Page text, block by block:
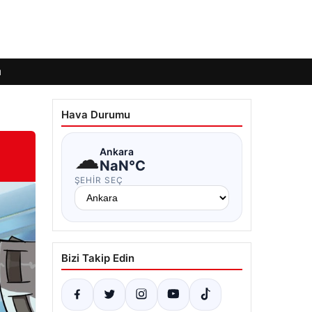
Hava Durumu
☁Ankara
NaN°C
ŞEHIR SEÇ
Bizi Takip Edin